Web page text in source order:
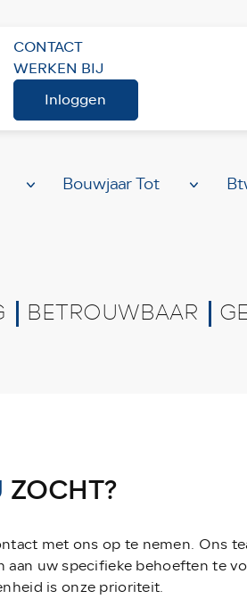
CONTACT
WERKEN BIJ
Inloggen
aanbod
BETROUWBAAR
ZOCHT?
met ons op te nemen. Ons
uw specifieke behoeften te
is onze prioriteit.